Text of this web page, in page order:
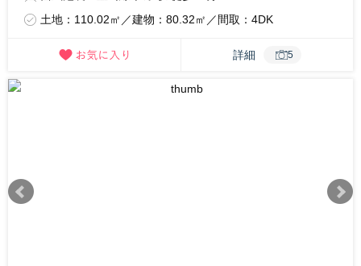
土地：110.02㎡／建物：80.32㎡／間取：4DK
詳細 5